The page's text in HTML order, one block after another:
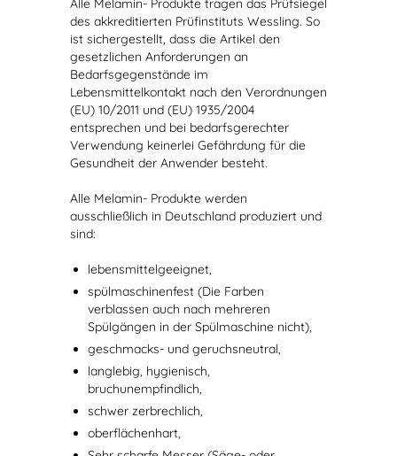
Alle Melamin- Produkte tragen das Prüfsiegel
des akkreditierten Prüfinstituts Wessling. So
ist sichergestellt, dass die Artikel den
gesetzlichen Anforderungen an
Bedarfsgegenstände im
Lebensmittelkontakt nach den Verordnungen
(EU) 10/2011 und (EU) 1935/2004
entsprechen und bei bedarfsgerechter
Verwendung keinerlei Gefährdung für die
Gesundheit der Anwender besteht.
Alle Melamin- Produkte werden
ausschließlich in Deutschland produziert und
sind:
lebensmittelgeeignet,
spülmaschinenfest (Die Farben
verblassen auch nach mehreren
Spülgängen in der Spülmaschine nicht),
geschmacks- und geruchsneutral,
langlebig, hygienisch,
bruchunempfindlich,
schwer zerbrechlich,
oberflächenhart,